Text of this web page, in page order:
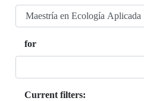
for
Current filters: